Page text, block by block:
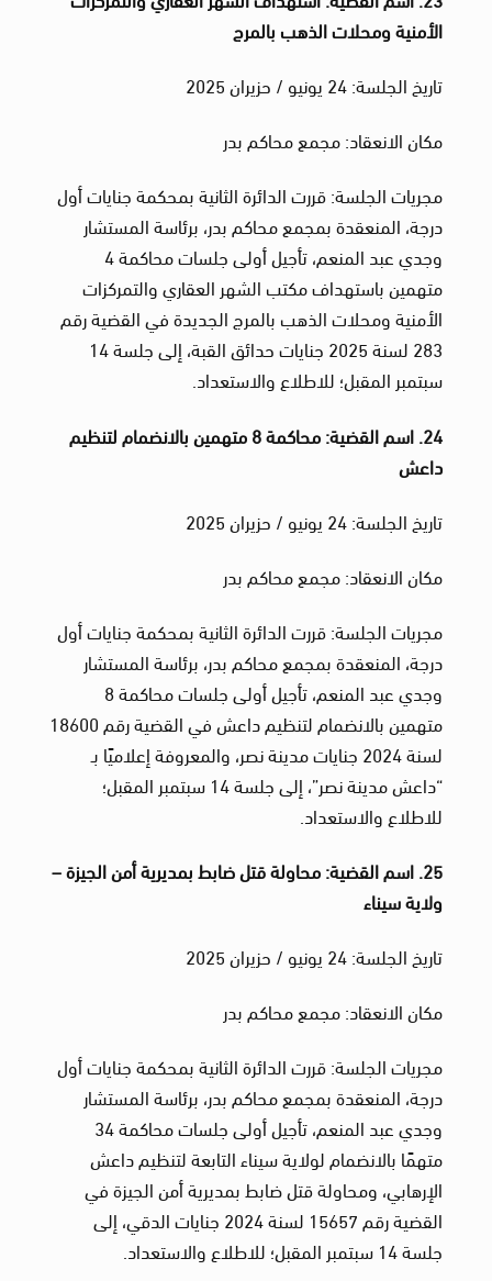
الأمنية ومحلات الذهب بالمرج
تاريخ الجلسة: 24 يونيو / حزيران 2025
مكان الانعقاد: مجمع محاكم بدر
مجريات الجلسة: قررت الدائرة الثانية بمحكمة جنايات أول
درجة، المنعقدة بمجمع محاكم بدر، برئاسة المستشار
وجدي عبد المنعم، تأجيل أولى جلسات محاكمة 4
متهمين باستهداف مكتب الشهر العقاري والتمركزات
الأمنية ومحلات الذهب بالمرج الجديدة في القضية رقم
283 لسنة 2025 جنايات حدائق القبة، إلى جلسة 14
سبتمبر المقبل؛ للاطلاع والاستعداد.
24. اسم القضية: محاكمة 8 متهمين بالانضمام لتنظيم
داعش
تاريخ الجلسة: 24 يونيو / حزيران 2025
مكان الانعقاد: مجمع محاكم بدر
مجريات الجلسة: قررت الدائرة الثانية بمحكمة جنايات أول
درجة، المنعقدة بمجمع محاكم بدر، برئاسة المستشار
وجدي عبد المنعم، تأجيل أولى جلسات محاكمة 8
متهمين بالانضمام لتنظيم داعش في القضية رقم 18600
لسنة 2024 جنايات مدينة نصر، والمعروفة إعلاميًا بـ
“داعش مدينة نصر”، إلى جلسة 14 سبتمبر المقبل؛
للاطلاع والاستعداد.
25. اسم القضية: محاولة قتل ضابط بمديرية أمن الجيزة –
ولاية سيناء
تاريخ الجلسة: 24 يونيو / حزيران 2025
مكان الانعقاد: مجمع محاكم بدر
مجريات الجلسة: قررت الدائرة الثانية بمحكمة جنايات أول
درجة، المنعقدة بمجمع محاكم بدر، برئاسة المستشار
وجدي عبد المنعم، تأجيل أولى جلسات محاكمة 34
متهمًا بالانضمام لولاية سيناء التابعة لتنظيم داعش
الإرهابي، ومحاولة قتل ضابط بمديرية أمن الجيزة في
القضية رقم 15657 لسنة 2024 جنايات الدقي، إلى
جلسة 14 سبتمبر المقبل؛ للاطلاع والاستعداد.